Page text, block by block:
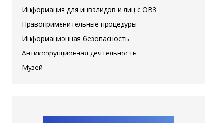
Информация для инвалидов и лиц с ОВЗ
Правоприменительные процедуры
Информационная безопасность
Антикоррупционная деятельность
Музей